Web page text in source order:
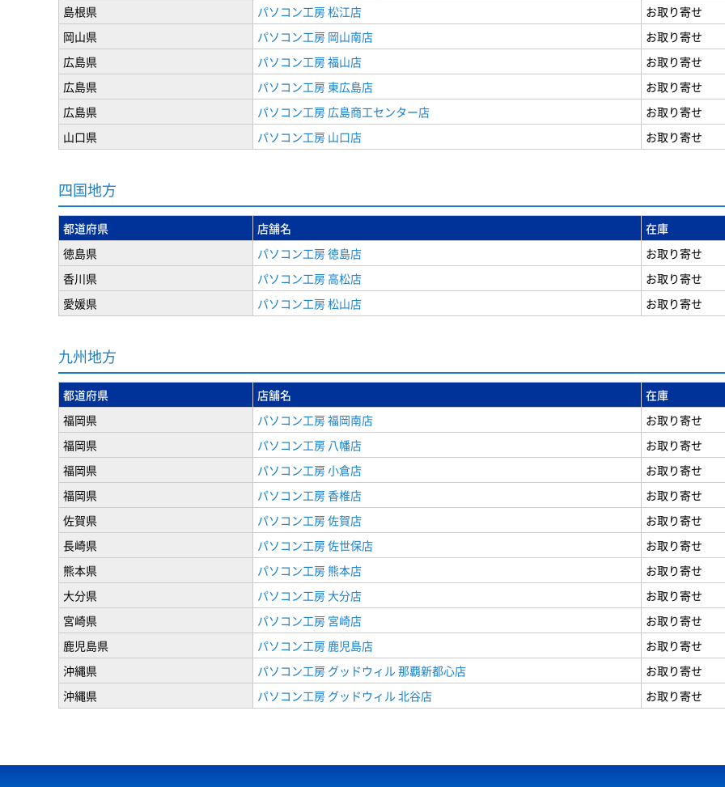
島根県
パソコン工房 松江店
お取り寄せ
岡山県
パソコン工房 岡山南店
お取り寄せ
広島県
パソコン工房 福山店
お取り寄せ
広島県
パソコン工房 東広島店
お取り寄せ
広島県
パソコン工房 広島商工センター店
お取り寄せ
山口県
パソコン工房 山口店 お取り寄せ
四国地方
都道府県 店舗名
在庫
徳島県
パソコン工房 徳島店
お取り寄せ
香川県
パソコン工房 高松店
お取り寄せ
愛媛県
パソコン工房 松山店 お取り寄せ
九州地方
都道府県 店舗名
在庫
福岡県
パソコン工房 福岡南店
お取り寄せ
福岡県
パソコン工房 八幡店
お取り寄せ
福岡県
パソコン工房 小倉店
お取り寄せ
福岡県
パソコン工房 香椎店
お取り寄せ
佐賀県
パソコン工房 佐賀店
お取り寄せ
長崎県
パソコン工房 佐世保店
お取り寄せ
熊本県
パソコン工房 熊本店
お取り寄せ
大分県
パソコン工房 大分店
お取り寄せ
宮崎県
パソコン工房 宮崎店
お取り寄せ
鹿児島県
パソコン工房 鹿児島店
お取り寄せ
沖縄県
パソコン工房 グッドウィル 那覇新都心店
お取り寄せ
沖縄県
パソコン工房 グッドウィル 北谷店 お取り寄せ